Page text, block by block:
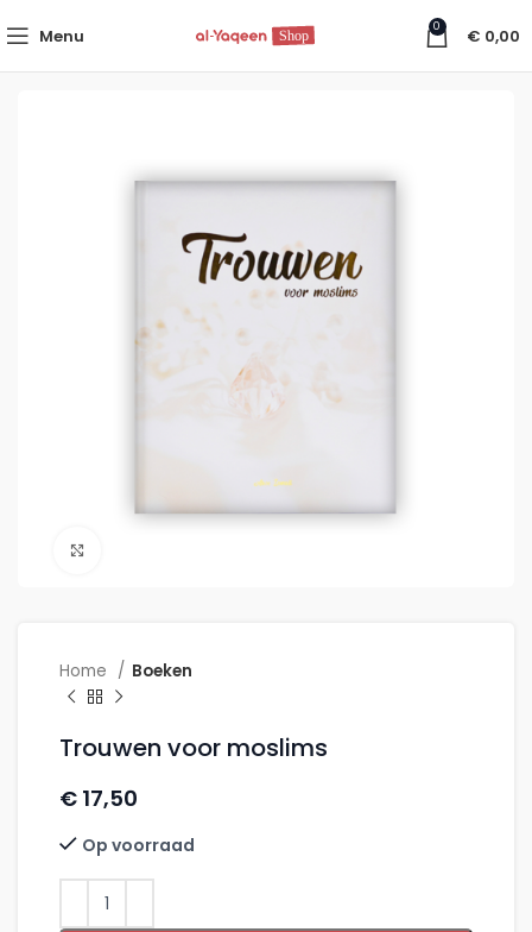
Menu 0 € 0,00
Home Boeken
Trouwen voor moslims
€ 17,50
Op voorraad